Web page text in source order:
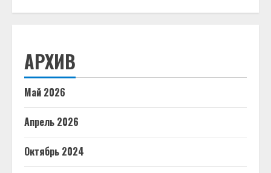
АРХИВ
Май 2026
Апрель 2026
Октябрь 2024